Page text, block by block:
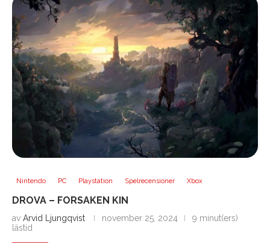
Nintendo PC Playstation Spelrecensioner Xbox
DROVA – FORSAKEN KIN
av Arvid Ljungqvist november 25, 2024
9 minut(ers)
lästid